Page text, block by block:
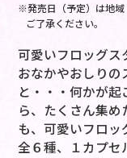
※発売日（予定）は地域
ご了承ください。
可愛いフロッグ
おなかやおしりの
と・・・何かが
ら、たくさん集
も、可愛いフロッ
全６種、１カプセ